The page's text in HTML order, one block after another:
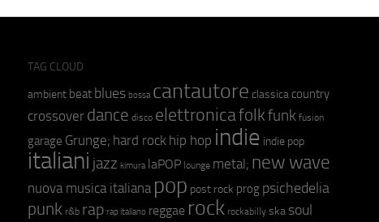
TAG CLOUD
ambient beat blues bossa cantautore classica country
crossover dance disco elettronicafolkfunk fusion
garage Grunge; hard rock hip hop indie indie pop
italiani jazz kimura laPOP lounge metal; new wave
nuova musica italiana pop post rock prog psichedelia
punk r&b rap rap italiano reggae rock rockabilly ska soul